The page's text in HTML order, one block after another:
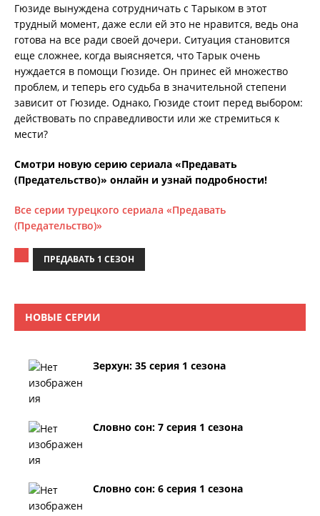
Гюзиде вынуждена сотрудничать с Тарыком в этот
трудный момент, даже если ей это не нравится, ведь она
готова на все ради своей дочери. Ситуация становится
еще сложнее, когда выясняется, что Тарык очень
нуждается в помощи Гюзиде. Он принес ей множество
проблем, и теперь его судьба в значительной степени
зависит от Гюзиде. Однако, Гюзиде стоит перед выбором:
действовать по справедливости или же стремиться к
мести?
Смотри новую серию сериала «Предавать
(Предательство)» онлайн и узнай подробности!
Все серии турецкого сериала «Предавать
(Предательство)»
ПРЕДАВАТЬ 1 СЕЗОН
НОВЫЕ СЕРИИ
Зерхун: 35 серия 1 сезона
Словно сон: 7 серия 1 сезона
Словно сон: 6 серия 1 сезона